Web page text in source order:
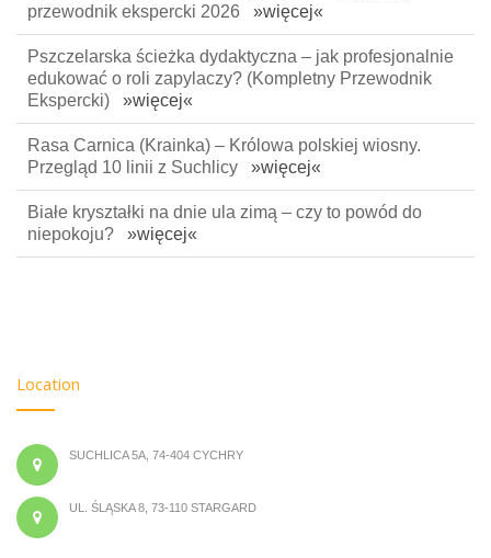
przewodnik ekspercki 2026 »więcej«
Pszczelarska ścieżka dydaktyczna – jak profesjonalnie
edukować o roli zapylaczy? (Kompletny Przewodnik
Ekspercki) »więcej«
Rasa Carnica (Krainka) – Królowa polskiej wiosny.
Przegląd 10 linii z Suchlicy »więcej«
Białe kryształki na dnie ula zimą – czy to powód do
niepokoju? »więcej«
Location
SUCHLICA 5A, 74-404 CYCHRY
UL. ŚLĄSKA 8, 73-110 STARGARD